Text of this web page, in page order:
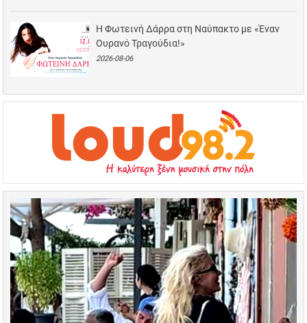
Η Φωτεινή Δάρρα στη Ναύπακτο με «Έναν
Ουρανό Τραγούδια!»
2026-08-06